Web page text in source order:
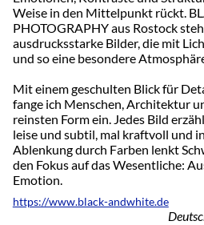
Weise in den Mittelpunkt rückt.
PHOTOGRAPHY aus Rostock
ausdrucksstarke Bilder, die mit
und so eine besondere
Mit einem geschulten Blick für
fange ich Menschen, Architektur
reinsten Form ein. Jedes Bild
leise und subtil, mal kraftvoll und
Ablenkung durch Farben lenkt
den Fokus auf das Wesentliche:
Emotion.
https://www.black-andwhite.de